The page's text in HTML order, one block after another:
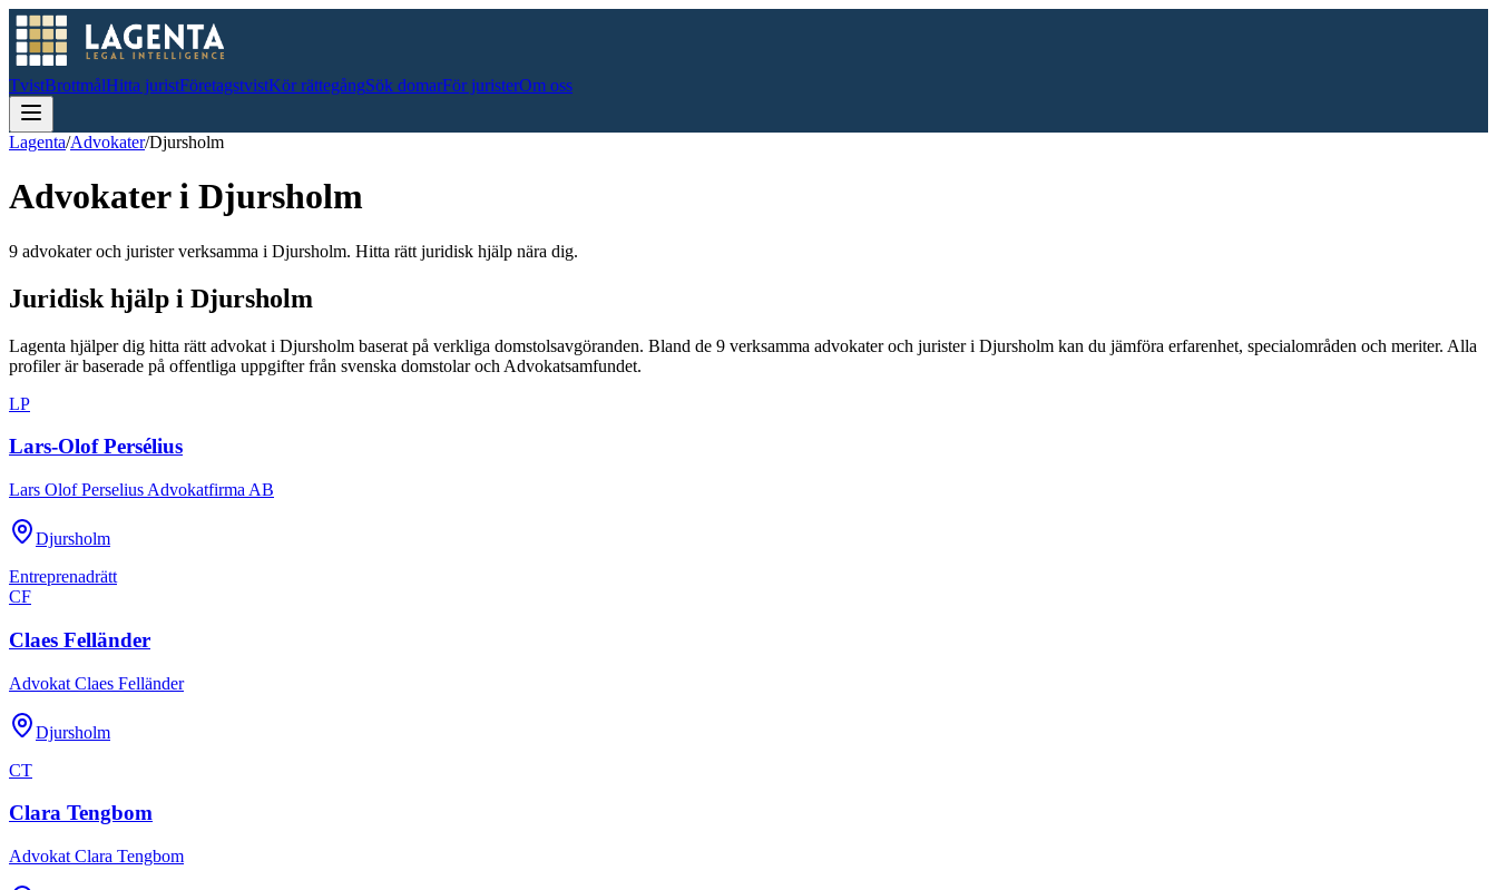
TvistBrottmålHitta juristFöretagstvistKör rättegångSök domarFör juristerOm oss
Lagenta/Advokater/Djursholm
Advokater i Djursholm
9 advokater och jurister verksamma i Djursholm. Hitta rätt juridisk hjälp nära dig.
Juridisk hjälp i Djursholm
Lagenta hjälper dig hitta rätt advokat i Djursholm baserat på verkliga domstolsavgöranden. Bland de 9 verksamma advokater och jurister i Djursholm kan du jämföra erfarenhet, specialområden och meriter. Alla
profiler är baserade på offentliga uppgifter från svenska domstolar och Advokatsamfundet.
LP
Lars-Olof Persélius
Lars Olof Perselius Advokatfirma AB
Djursholm
Entreprenadrätt
CF
Claes Felländer
Advokat Claes Felländer
Djursholm
CT
Clara Tengbom
Advokat Clara Tengbom